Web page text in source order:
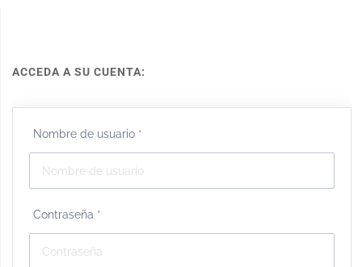
ACCEDA A SU CUENTA:
Nombre de usuario *
Contraseña *